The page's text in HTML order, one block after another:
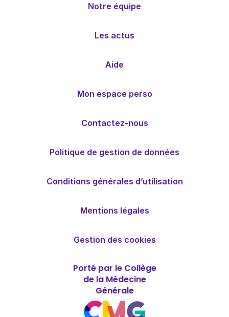
Notre équipe
Les actus
Aide
Mon espace perso
Contactez-nous
Politique de gestion de données
Conditions générales d’utilisation
Mentions légales
Gestion des cookies
Porté par le Collège
de la Médecine
Générale